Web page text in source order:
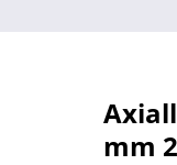
mm